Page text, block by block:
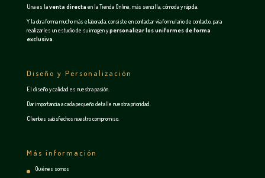
Una es laventa directa en laTienda Online , más sencilla, cómoda y rápida.
Y la otra forma mucho más elaborada, consiste en contactar víaformulario de contacto, para
realizarles un estudio de su imagen ypersonalizar los uniformes de forma
exclusiva
Diseño y Personalización
El diseño y calidad es nuestra pasión.
Dar importancia a cada pequeño detalle nuestra prioridad.
Clientes satisfechos nuestro compromiso.
Más información
Quiénes somos